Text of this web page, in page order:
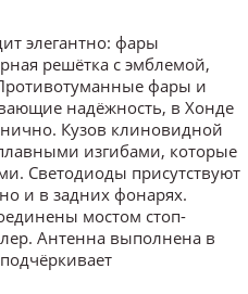
элегантно: фары
решётка с эмблемой,
фары и
надёжность, в Хонде
Кузов клиновидной
изгибами, которые
Светодиоды присутствуют
и в задних фонарях.
мостом стоп-
Антенна выполнена в